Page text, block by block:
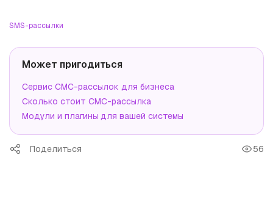
SMS-рассылки
Может пригодиться
Сервис СМС-рассылок для бизнеса
Сколько стоит СМС-рассылка
Модули и плагины для вашей системы
Поделиться 56